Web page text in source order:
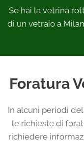
Se hai la vetrina
di un vetraio a
Foratura
In alcuni periodi
le richieste di
richiedere